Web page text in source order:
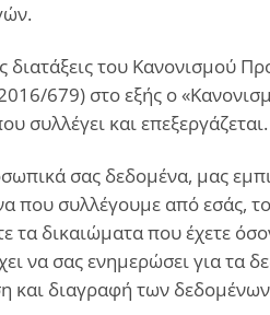
διατάξεις του
679) στο εξής ο
συλλέγει και επεξεργάζεται.
σας δεδομένα, μας
συλλέγουμε από εσάς,
τα δικαιώματα που έχετε
να σας ενημερώσει για τα
και διαγραφή των